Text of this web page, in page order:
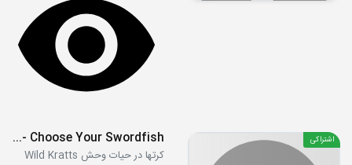
اشتراکی S05E12 - Choose Your Swordfish
کرتها در حیات وحش Wild Kratts